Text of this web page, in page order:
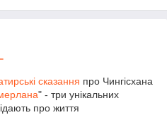
сказання про Чингісхана
" - три унікальних
про життя